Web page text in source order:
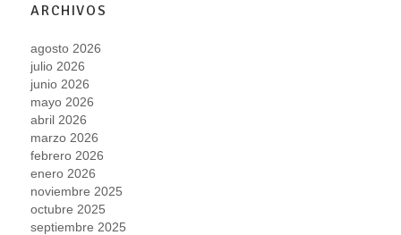
ARCHIVOS
agosto 2026
julio 2026
junio 2026
mayo 2026
abril 2026
marzo 2026
febrero 2026
enero 2026
noviembre 2025
octubre 2025
septiembre 2025